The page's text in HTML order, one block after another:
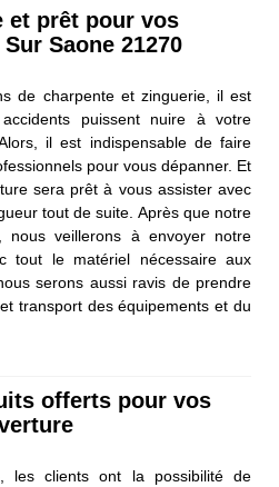
et prêt pour vos
Saone 21270
de charpente et zinguerie, il est
puissent nuire à votre
il est indispensable de faire
pour vous dépanner. Et
sera prêt à vous assister avec
tout de suite. Après que notre
nous veillerons à envoyer notre
tout le matériel nécessaire aux
serons aussi ravis de prendre
transport des équipements et du
offerts pour vos
les clients ont la possibilité de